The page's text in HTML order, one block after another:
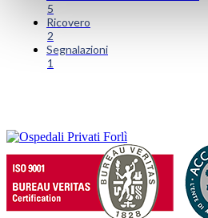
5
Ricovero
2
Segnalazioni
1